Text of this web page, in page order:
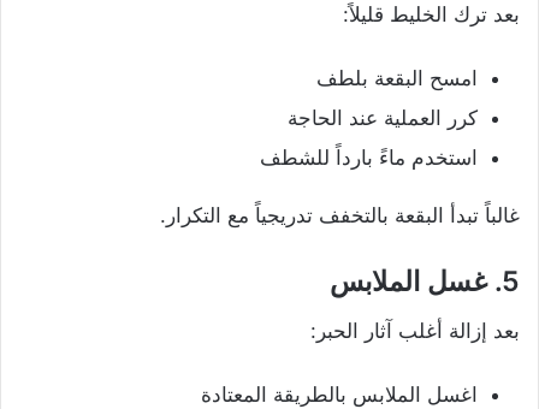
بعد ترك الخليط قليلاً:
امسح البقعة بلطف
كرر العملية عند الحاجة
استخدم ماءً بارداً للشطف
غالباً تبدأ البقعة بالتخفف تدريجياً مع التكرار.
5. غسل الملابس
بعد إزالة أغلب آثار الحبر:
اغسل الملابس بالطريقة المعتادة